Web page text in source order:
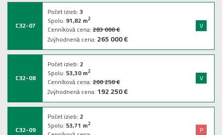
C32-07
Počet izieb:3
Spolu: 91,82 m2
Cenníková cena:283 000 €
Zvýhodnená cena: 265 000 €
V
C32-08
Počet izieb: 2
Spolu:53,30m2
Cenníková cena:200 250 €
Zvýhodnená cena: 192 250 €
V
C32-09
Počet izieb: 2
Spolu:53,71 m2
P